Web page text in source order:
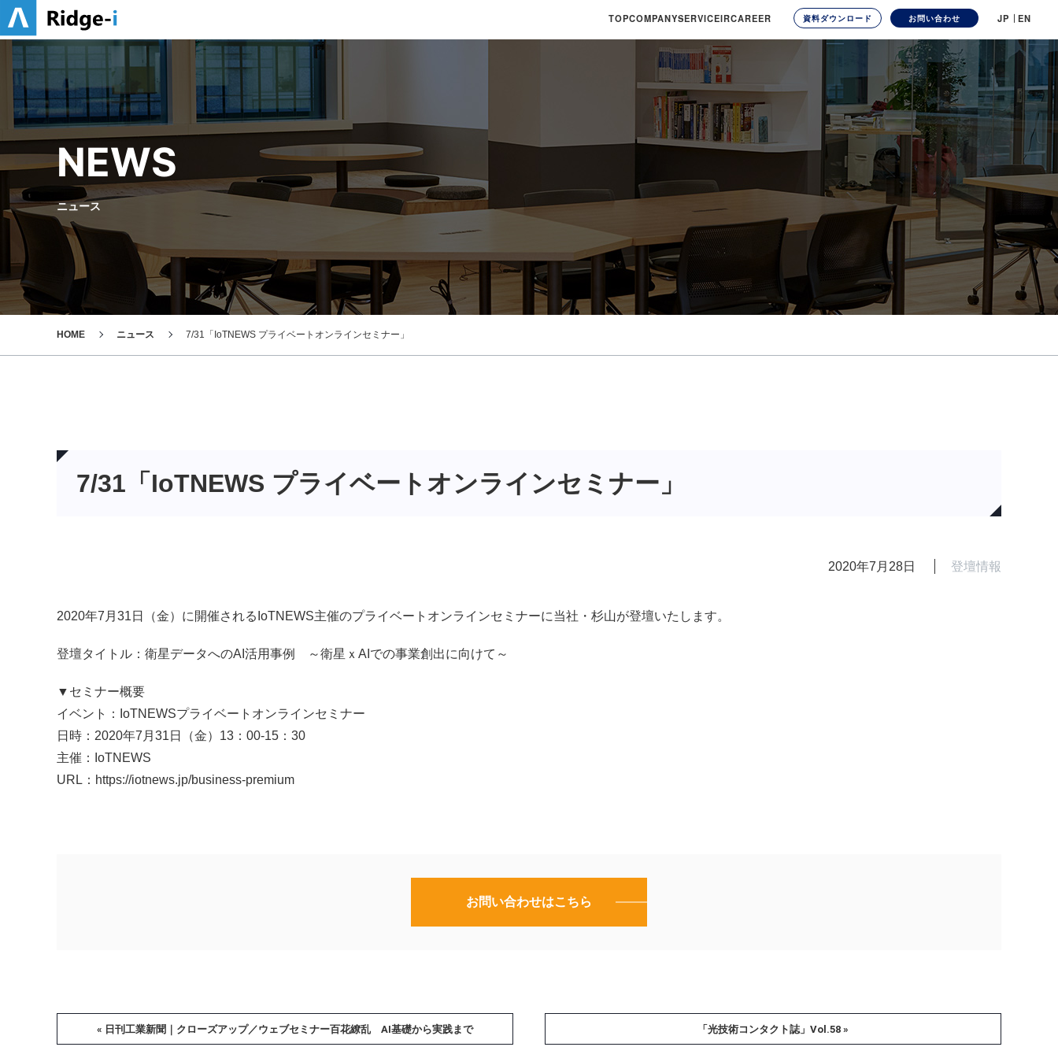
TOPCOMPANYSERVICEIRCAREER 資料ダウンロード お問い合わせ JP EN
NEWS
ニュース
HOME ニュース 7/31「IoTNEWS プライベートオンラインセミナー」
7/31「IoTNEWS プライベートオンラインセミナー」
2020年7月28日 登壇情報
2020年7月31日（金）に開催されるIoTNEWS主催のプライベートオンラインセミナーに当社・杉山が登壇いたします。
登壇タイトル：衛星データへのAI活用事例 ～衛星ｘAIでの事業創出に向けて～
▼セミナー概要
イベント：IoTNEWSプライベートオンラインセミナー
日時：2020年7月31日（金）13：00-15：30
主催：IoTNEWS
URL： https://iotnews.jp/business-premium
お問い合わせはこちら
« 日刊工業新聞｜クローズアップ／ウェブセミナー百花繚乱 AI基礎から実践まで 「光技術コンタクト誌」Vol.58 »